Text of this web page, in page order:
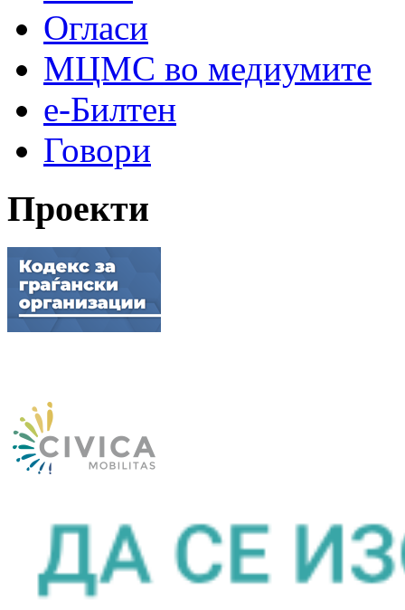
Огласи
МЦМС во медиумите
е-Билтен
Говори
Проекти